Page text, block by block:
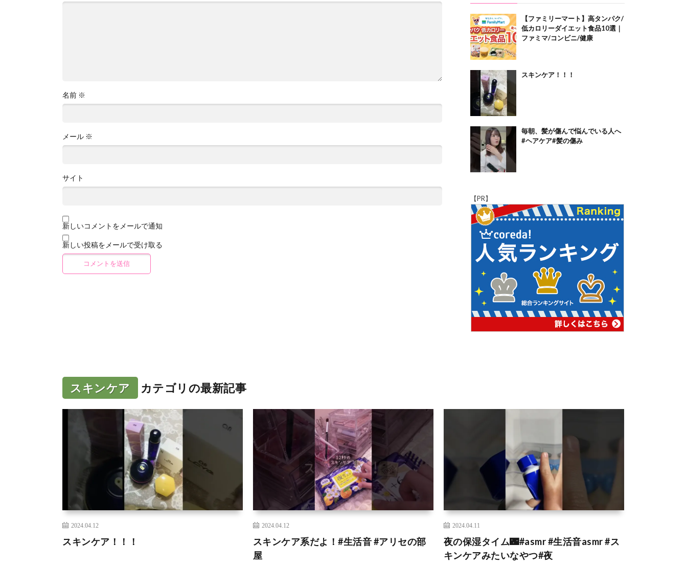
名前 ※
メール ※
サイト
新しいコメントをメールで通知
新しい投稿をメールで受け取る
【ファミリーマート】高タンパク/
低カロリーダイエット食品10選｜
ファミマ/コンビニ/健康
スキンケア！！！
毎朝、髪が傷んで悩んでいる人へ
#ヘアケア#髪の傷み
【PR】
スキンケア カテゴリの最新記事
2024.04.12
スキンケア！！！
2024.04.12
スキンケア系だよ！#生活音 #アリセの部
屋
2024.04.11
夜の保湿タイム🌃#asmr #生活音asmr #ス
キンケアみたいなやつ#夜